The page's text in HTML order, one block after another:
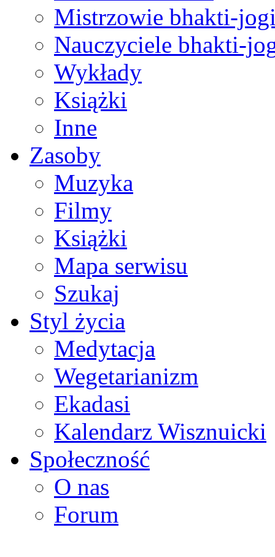
Mistrzowie bhakti-
Nauczyciele bhakti-
Wykłady
Książki
Inne
Zasoby
Muzyka
Filmy
Książki
Mapa serwisu
Szukaj
Styl życia
Medytacja
Wegetarianizm
Ekadasi
Kalendarz Wisznuicki
Społeczność
O nas
Forum